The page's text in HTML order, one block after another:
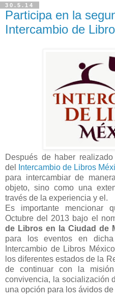
30.5.14
Participa en la
Intercambio de
Después de haber
del
Intercambio de Libros
para intercambiar de
objeto, sino como una
través de la experiencia y el.
Es importante mencionar
Octubre del 2013 bajo el
de Libros en la Ciudad de
para los eventos en
Intercambio de Libros
los diferentes estados de la
de continuar con la
convivencia, la socialización
una opción para los ávidos